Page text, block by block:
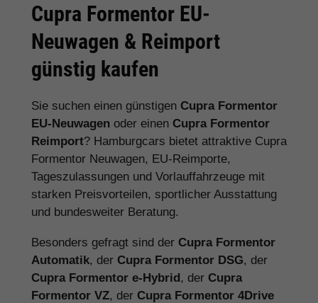
Cupra Formentor EU-
Neuwagen & Reimport
günstig kaufen
Sie suchen einen günstigen Cupra Formentor
EU-Neuwagen oder einen Cupra Formentor
Reimport? Hamburgcars bietet attraktive Cupra
Formentor Neuwagen, EU-Reimporte,
Tageszulassungen und Vorlauffahrzeuge mit
starken Preisvorteilen, sportlicher Ausstattung
und bundesweiter Beratung.
Besonders gefragt sind der Cupra Formentor
Automatik, der Cupra Formentor DSG, der
Cupra Formentor e-Hybrid, der Cupra
Formentor VZ, der Cupra Formentor 4Drive